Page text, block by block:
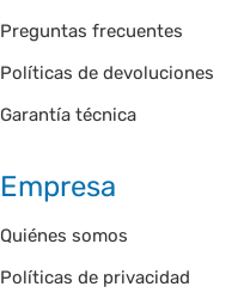
Preguntas frecuentes
Políticas de devoluciones
Garantía técnica
Empresa
Quiénes somos
Políticas de privacidad